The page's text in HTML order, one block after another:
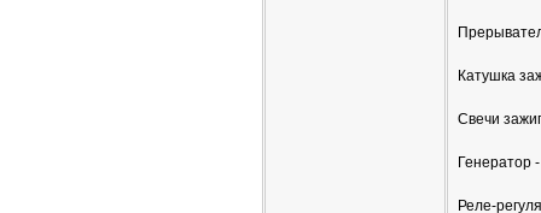
Катушка
Свечи
Генератор
Реле-